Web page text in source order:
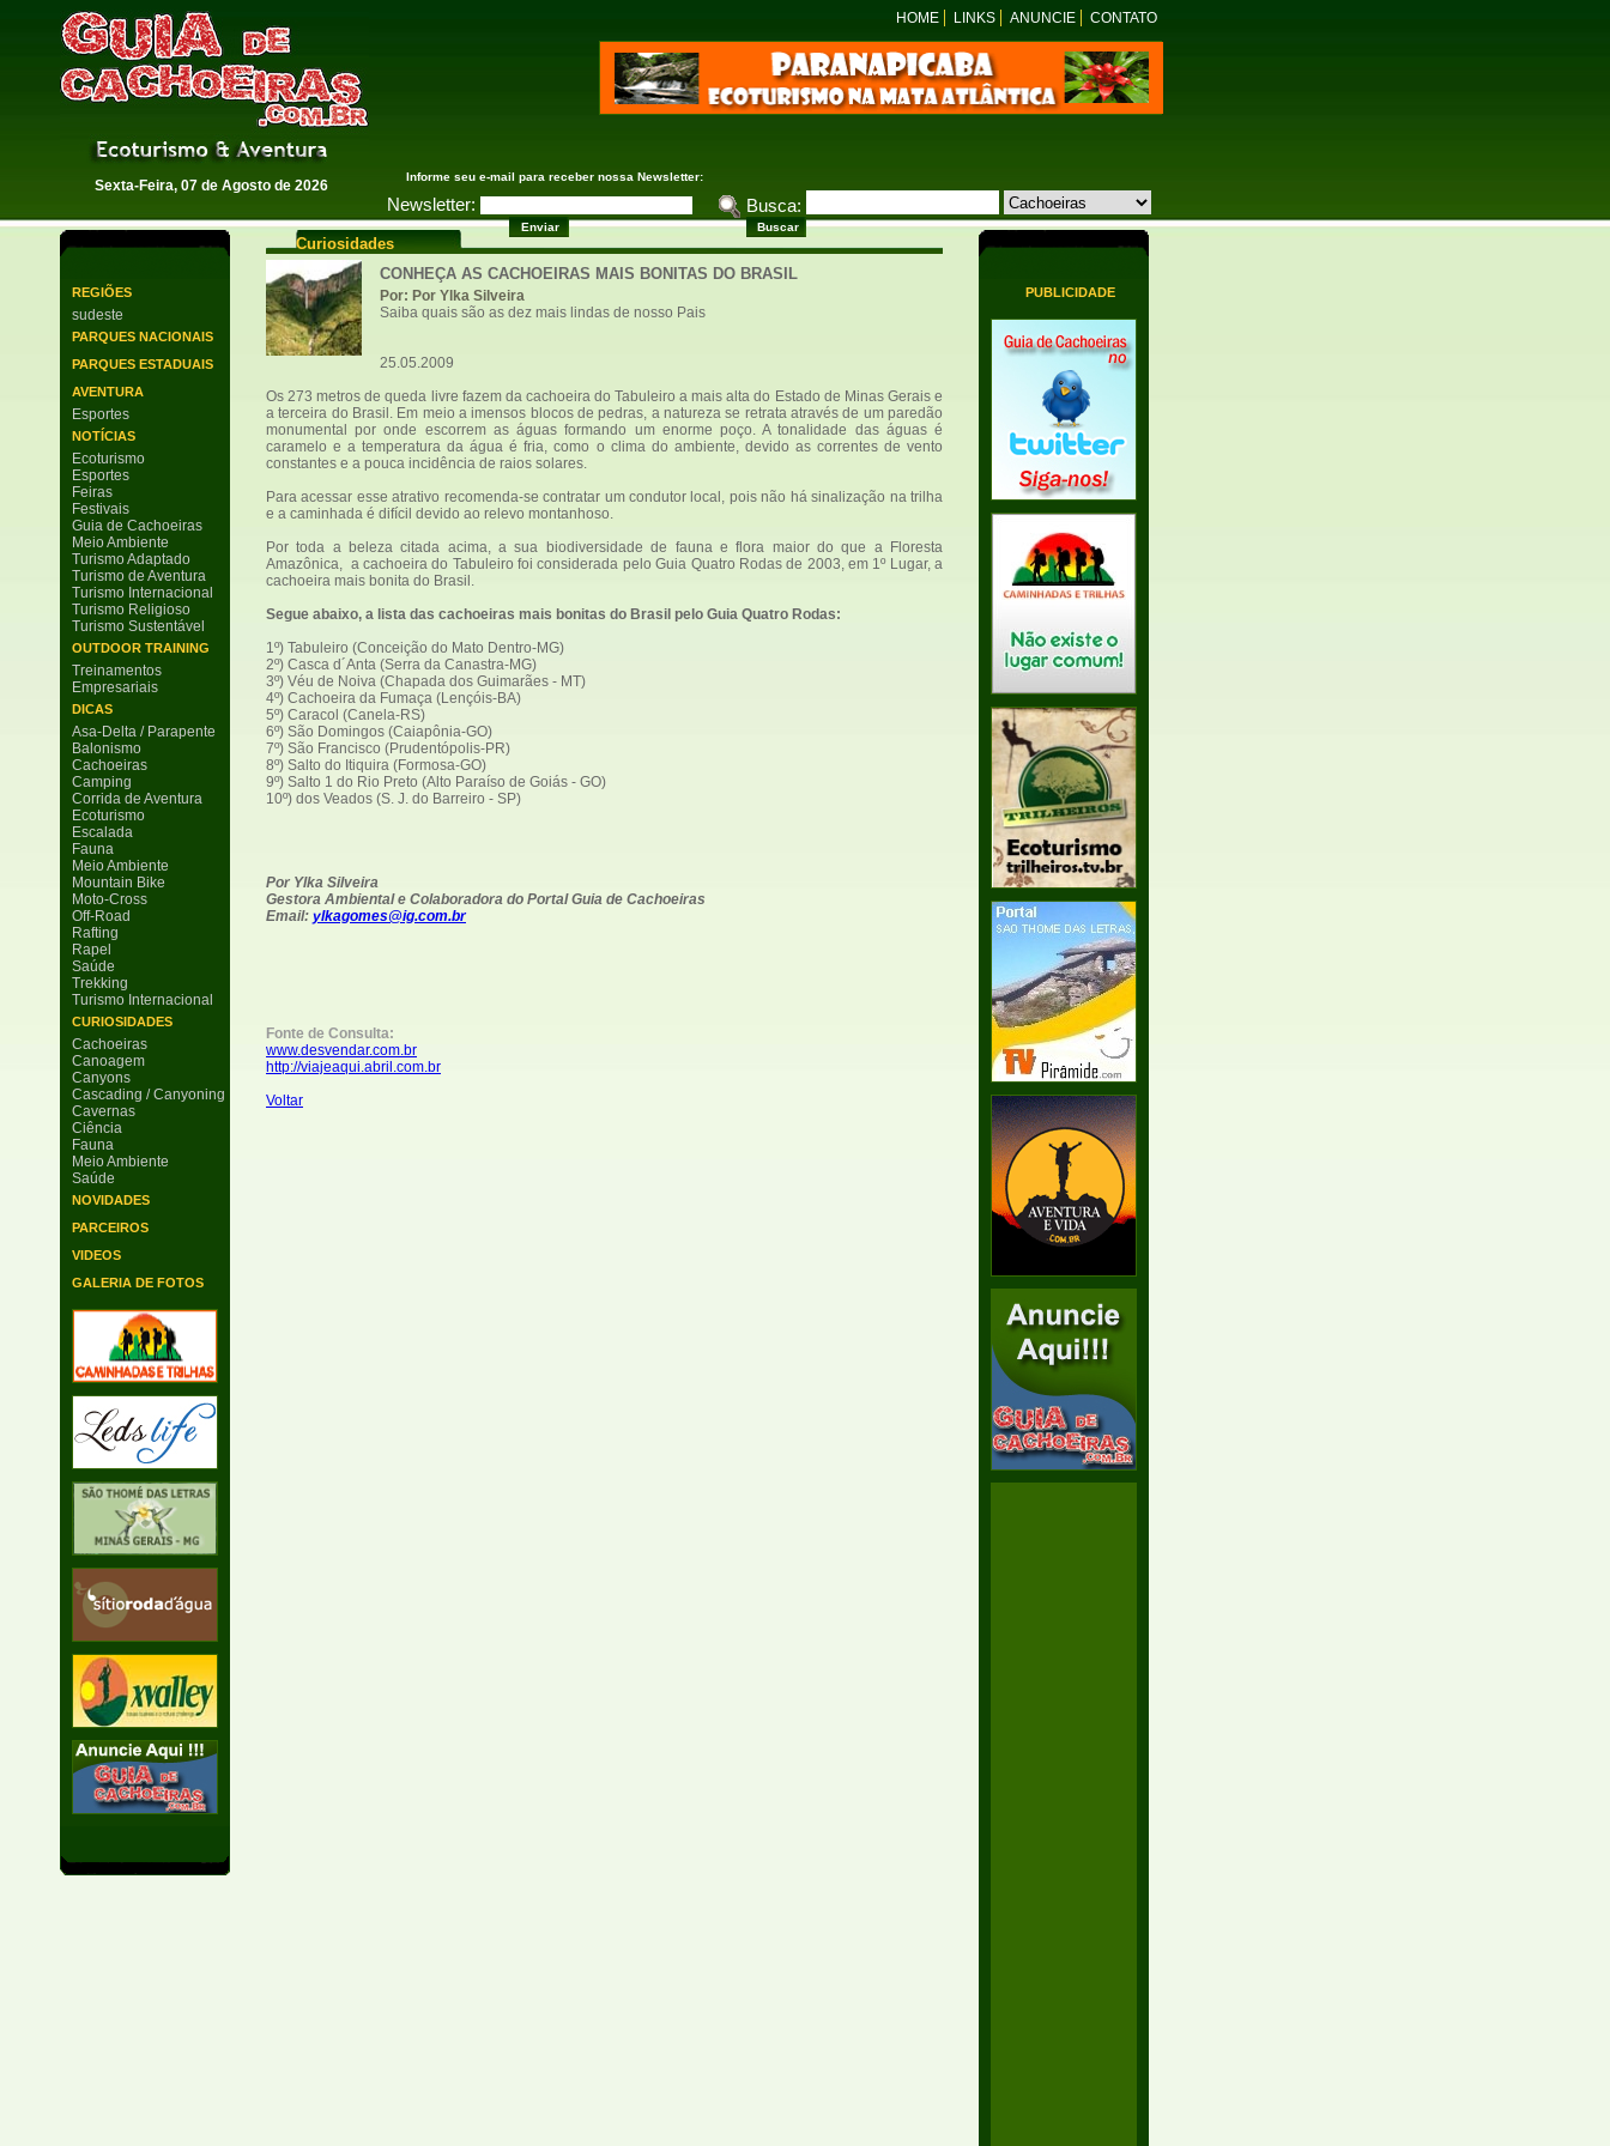
Guia de Cachoeiras HOME LINKS ANUNCIE CONTATO
Sexta-Feira, 07 de Agosto de 2026
Busca:
Informe seu e-mail para receber nossa Newsletter:
Newsletter:
REGIÕES
sudeste
PARQUES NACIONAIS
PARQUES ESTADUAIS
AVENTURA
Esportes
NOTÍCIAS
Ecoturismo
Esportes
Feiras
Festivais
Guia de Cachoeiras
Meio Ambiente
Turismo Adaptado
Turismo de Aventura
Turismo Internacional
Turismo Religioso
Turismo Sustentável
OUTDOOR TRAINING
Treinamentos
Empresariais
DICAS
Asa-Delta / Parapente
Balonismo
Cachoeiras
Camping
Corrida de Aventura
Ecoturismo
Escalada
Fauna
Meio Ambiente
Mountain Bike
Moto-Cross
Off-Road
Rafting
Rapel
Saúde
Trekking
Turismo Internacional
CURIOSIDADES
Cachoeiras
Canoagem
Canyons
Cascading / Canyoning
Cavernas
Ciência
Fauna
Meio Ambiente
Saúde
NOVIDADES
PARCEIROS
VIDEOS
GALERIA DE FOTOS
Curiosidades
CONHEÇA AS CACHOEIRAS MAIS BONITAS DO BRASIL
Por: Por Ylka Silveira
Saiba quais são as dez mais lindas de nosso Pais
25.05.2009
Os 273 metros de queda livre fazem da cachoeira do Tabuleiro a mais alta do Estado de Minas Gerais e
a terceira do Brasil. Em meio a imensos blocos de pedras, a natureza se retrata através de um paredão
monumental por onde escorrem as águas formando um enorme poço. A tonalidade das águas é
caramelo e a temperatura da água é fria, como o clima do ambiente, devido as correntes de vento
constantes e a pouca incidência de raios solares.
Para acessar esse atrativo recomenda-se contratar um condutor local, pois não há sinalização na trilha
e a caminhada é difícil devido ao relevo montanhoso.
Por toda a beleza citada acima, a sua biodiversidade de fauna e flora maior do que a Floresta
Amazônica, a cachoeira do Tabuleiro foi considerada pelo Guia Quatro Rodas de 2003, em 1º Lugar, a
cachoeira mais bonita do Brasil.
Segue abaixo, a lista das cachoeiras mais bonitas do Brasil pelo Guia Quatro Rodas:
1º) Tabuleiro (Conceição do Mato Dentro-MG)
2º) Casca d´Anta (Serra da Canastra-MG)
3º) Véu de Noiva (Chapada dos Guimarães - MT)
4º) Cachoeira da Fumaça (Lençóis-BA)
5º) Caracol (Canela-RS)
6º) São Domingos (Caiapônia-GO)
7º) São Francisco (Prudentópolis-PR)
8º) Salto do Itiquira (Formosa-GO)
9º) Salto 1 do Rio Preto (Alto Paraíso de Goiás - GO)
10º) dos Veados (S. J. do Barreiro - SP)
Por Ylka Silveira
Gestora Ambiental e Colaboradora do Portal Guia de Cachoeiras
Email: ylkagomes@ig.com.br
Fonte de Consulta:
www.desvendar.com.br
http://viajeaqui.abril.com.br
Voltar
PUBLICIDADE